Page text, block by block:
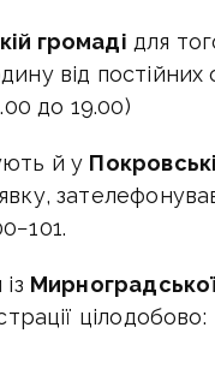
громаді для
від
до 19.00)
й у
цілодобово: